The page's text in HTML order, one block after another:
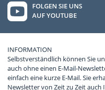
FOLGEN SIE UNS
AUF YOUTUBE
INFORMATION
Selbstverständlich können Sie
auch ohne einen E-Mail-
einfach eine kurze E-Mail. Sie
Newsletter von Zeit zu Zeit